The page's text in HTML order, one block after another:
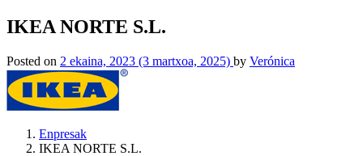
IKEA NORTE S.L.
Posted on 2 ekaina, 2023 (3 martxoa, 2025) by Verónica
Enpresak
IKEA NORTE S.L.